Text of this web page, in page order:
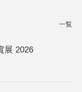
一覧
展 2026